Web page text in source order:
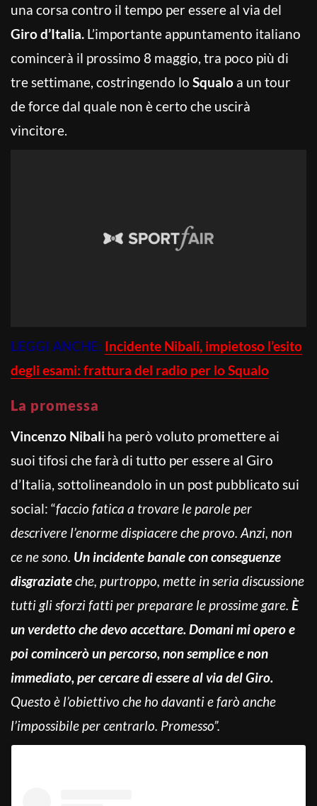
una corsa contro il tempo per essere al via del
Giro d’Italia. L’importante appuntamento italiano
comincerà il prossimo 8 maggio, tra poco più di
tre settimane, costringendo lo Squalo a un tour
de force dal quale non è certo che uscirà
vincitore.
LEGGI ANCHE: Incidente Nibali, impietoso l’esito
degli esami: frattura del radio per lo Squalo
La promessa
Vincenzo Nibali ha però voluto promettere ai
suoi tifosi che farà di tutto per essere al Giro
d’Italia, sottolineandolo in un post pubblicato sui
social: “faccio fatica a trovare le parole per
descrivere l’enorme dispiacere che provo. Anzi, non
ce ne sono. Un incidente banale con conseguenze
disgraziateche, purtroppo, mette in seria discussione
tutti gli sforzi fatti per preparare le prossime gare. È
un verdetto che devo accettare. Domani mi opero e
poi comincerò un percorso, non semplice e non
immediato, per cercare di essere al via del Giro.
Questo è l’obiettivo che ho davanti e farò anche
l’impossibile per centrarlo. Promesso”.